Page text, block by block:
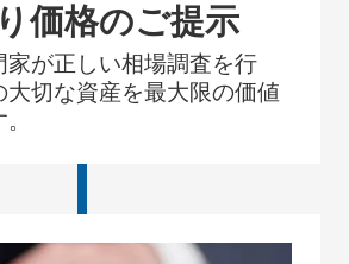
価格のご提示
家が正しい相場調査を行
大切な資産を最大限の価値